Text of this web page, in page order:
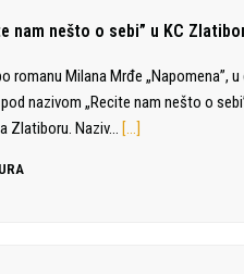
nam nešto o sebi” u KC
romanu Milana Mrđe „Napomena”,
nazivom „Recite nam nešto o
Zlatiboru. Naziv… […]